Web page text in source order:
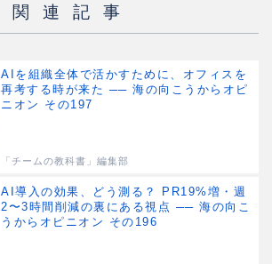
関連記事
AIを組織全体で活かすために、オフィスを
再考する時が来た ── 海の向こうからオピ
ニオン その197
「チームの教科書」編集部
AI導入の効果、どう測る？ PR19%増・週
2〜3時間削減の裏にある視点 ── 海の向こ
うからオピニオン その196